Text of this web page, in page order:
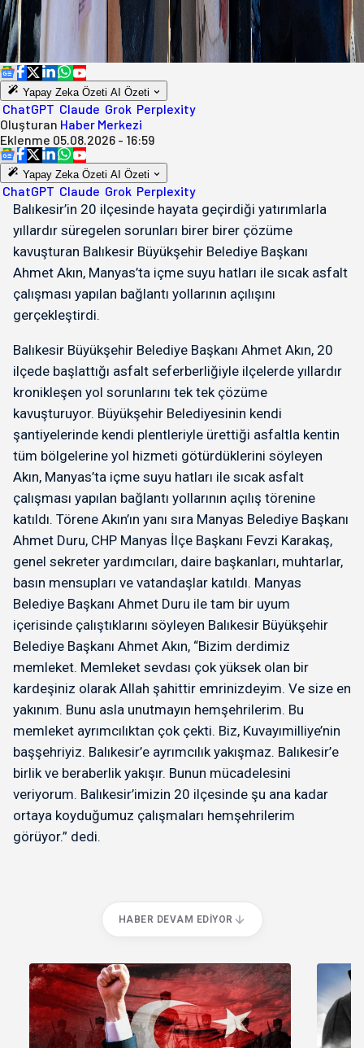
Yapay Zeka Özeti AI Özeti
ChatGPT Claude Grok Perplexity
Oluşturan Haber Merkezi
Eklenme 05.08.2026 - 16:59
Yapay Zeka Özeti AI Özeti
ChatGPT Claude Grok Perplexity
Balıkesir’in 20 ilçesinde hayata geçirdiği yatırımlarla
yıllardır süregelen sorunları birer birer çözüme
kavuşturan Balıkesir Büyükşehir Belediye Başkanı
Ahmet Akın, Manyas’ta içme suyu hatları ile sıcak asfalt
çalışması yapılan bağlantı yollarının açılışını
gerçekleştirdi.
Balıkesir Büyükşehir Belediye Başkanı Ahmet Akın, 20
ilçede başlattığı asfalt seferberliğiyle ilçelerde yıllardır
kronikleşen yol sorunlarını tek tek çözüme
kavuşturuyor. Büyükşehir Belediyesinin kendi
şantiyelerinde kendi plentleriyle ürettiği asfaltla kentin
tüm bölgelerine yol hizmeti götürdüklerini söyleyen
Akın, Manyas’ta içme suyu hatları ile sıcak asfalt
çalışması yapılan bağlantı yollarının açılış törenine
katıldı. Törene Akın’ın yanı sıra Manyas Belediye Başkanı
Ahmet Duru, CHP Manyas İlçe Başkanı Fevzi Karakaş,
genel sekreter yardımcıları, daire başkanları, muhtarlar,
basın mensupları ve vatandaşlar katıldı. Manyas
Belediye Başkanı Ahmet Duru ile tam bir uyum
içerisinde çalıştıklarını söyleyen Balıkesir Büyükşehir
Belediye Başkanı Ahmet Akın, “Bizim derdimiz
memleket. Memleket sevdası çok yüksek olan bir
kardeşiniz olarak Allah şahittir emrinizdeyim. Ve size en
yakınım. Bunu asla unutmayın hemşehrilerim. Bu
memleket ayrımcılıktan çok çekti. Biz, Kuvayımilliye’nin
başşehriyiz. Balıkesir’e ayrımcılık yakışmaz. Balıkesir’e
birlik ve beraberlik yakışır. Bunun mücadelesini
veriyorum. Balıkesir’imizin 20 ilçesinde şu ana kadar
ortaya koyduğumuz çalışmaları hemşehrilerim
görüyor.” dedi.
HABER DEVAM EDIYOR